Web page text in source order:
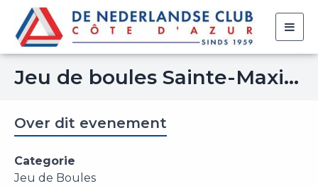
Jeu de boules Sainte-Maxime (geannuleerd)
Over dit evenement
Categorie
Jeu de Boules